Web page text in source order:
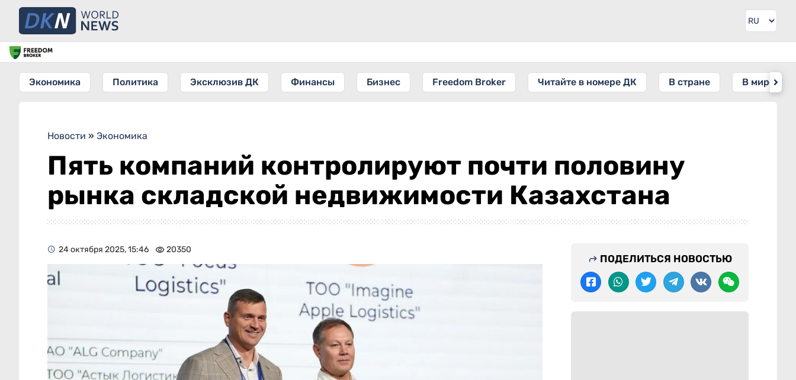
Экономика Политика Эксклюзив ДК Финансы Бизнес Freedom Broker Читайте в номере ДК В стране В мире
Новости » Экономика
Пять компаний контролируют почти половину
рынка складской недвижимости Казахстана
24 октября 2025, 15:46 20350
ПОДЕЛИТЬСЯ НОВОСТЬЮ